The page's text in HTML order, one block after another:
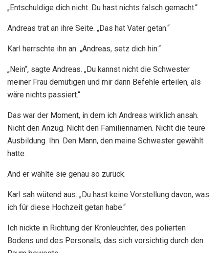
„Entschuldige dich nicht. Du hast nichts falsch gemacht.“
Andreas trat an ihre Seite. „Das hat Vater getan.“
Karl herrschte ihn an: „Andreas, setz dich hin.“
„Nein“, sagte Andreas. „Du kannst nicht die Schwester
meiner Frau demütigen und mir dann Befehle erteilen, als
wäre nichts passiert.“
Das war der Moment, in dem ich Andreas wirklich ansah.
Nicht den Anzug. Nicht den Familiennamen. Nicht die teure
Ausbildung. Ihn. Den Mann, den meine Schwester gewählt
hatte.
And er wählte sie genau so zurück.
Karl sah wütend aus. „Du hast keine Vorstellung davon, was
ich für diese Hochzeit getan habe.“
Ich nickte in Richtung der Kronleuchter, des polierten
Bodens und des Personals, das sich vorsichtig durch den